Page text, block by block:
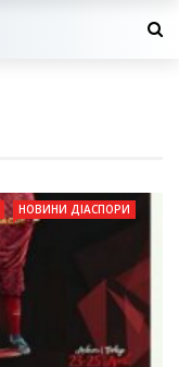
НОВИНИ ДІАСПОРИ